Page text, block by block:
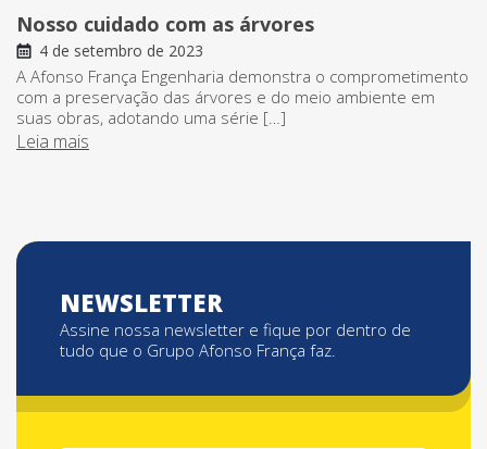
Nosso cuidado com as árvores
4 de setembro de 2023
A Afonso França Engenharia demonstra o comprometimento
com a preservação das árvores e do meio ambiente em
suas obras, adotando uma série […]
Leia mais
NEWSLETTER
Assine nossa newsletter e fique por dentro de
tudo que o Grupo Afonso França faz.